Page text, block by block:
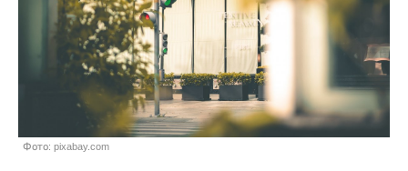
Фото: pixabay.com